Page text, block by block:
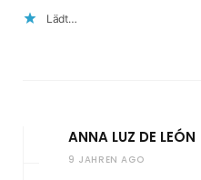
Lädt…
ANNA LUZ DE LEÓN
9 JAHREN AGO